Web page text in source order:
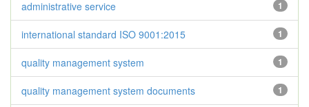
1
administrative service
1
international standard ISO 9001:2015
1
quality management system
1
quality management system documents